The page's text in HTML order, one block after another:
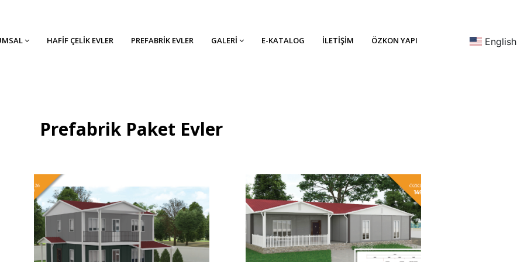
HAFIF ÇELIK EVLER PREFABRIK EVLER GALERI E-KATALOG İLETIŞIM ÖZKON YAPI English
Prefabrik Paket Evler